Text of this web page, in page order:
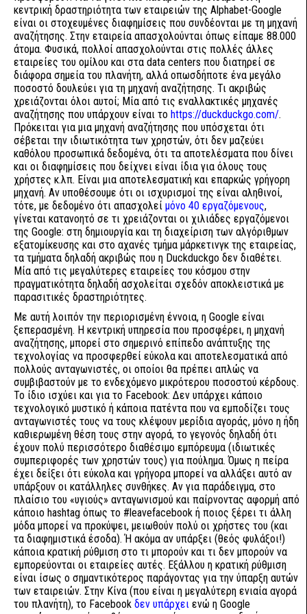
κεντρική δραστηριότητα των εταιρειών της Alphabet-Google
είναι οι στοχευμένες διαφημίσεις που συνδέονται με τη μηχανή
αναζήτησης. Στην εταιρεία απασχολούνται όπως είπαμε 88.000
άτομα. Φυσικά, πολλοί απασχολούνται στις πολλές άλλες
εταιρείες του ομίλου και στα data centers που διατηρεί σε
διάφορα σημεία του πλανήτη, αλλά οπωσδήποτε ένα μεγάλο
ποσοστό δουλεύει για τη μηχανή αναζήτησης. Τι ακριβώς
χρειάζονται όλοι αυτοί; Μία από τις εναλλακτικές μηχανές
αναζήτησης που υπάρχουν είναι το https://duckduckgo.com/.
Πρόκειται για μια μηχανή αναζήτησης που υπόσχεται ότι
σέβεται την ιδιωτικότητα των χρηστών, ότι δεν μαζεύει
καθόλου προσωπικά δεδομένα, ότι τα αποτελέσματα που δίνει
και οι διαφημίσεις που δείχνει είναι ίδια για όλους τους
χρήστες κ.λπ. Είναι μια αποτελεσματική και επαρκώς γρήγορη
μηχανή. Αν υποθέσουμε ότι οι ισχυρισμοί της είναι αληθινοί,
τότε, με δεδομένο ότι απασχολεί μόνο 40 εργαζόμενους,
γίνεται κατανοητό σε τι χρειάζονται οι χιλιάδες εργαζόμενοι
της Google: στη δημιουργία και τη διαχείριση των αλγόριθμων
εξατομίκευσης και στο αχανές τμήμα μάρκετινγκ της εταιρείας,
τα τμήματα δηλαδή ακριβώς που η Duckduckgo δεν διαθέτει.
Μία από τις μεγαλύτερες εταιρείες του κόσμου στην
πραγματικότητα δηλαδή ασχολείται σχεδόν αποκλειστικά με
παρασιτικές δραστηριότητες.
Με αυτή λοιπόν την περιορισμένη έννοια, η Google είναι
ξεπερασμένη. Η κεντρική υπηρεσία που προσφέρει, η μηχανή
αναζήτησης, μπορεί στο σημερινό επίπεδο ανάπτυξης της
τεχνολογίας να προσφερθεί εύκολα και αποτελεσματικά από
πολλούς ανταγωνιστές, οι οποίοι θα πρέπει απλώς να
συμβιβαστούν με το ενδεχόμενο μικρότερου ποσοστού κέρδους.
Το ίδιο ισχύει και για το Facebook: Δεν υπάρχει κάποιο
τεχνολογικό μυστικό ή κάποια πατέντα που να εμποδίζει τους
ανταγωνιστές τους να τους κλέψουν μερίδια αγοράς, μόνο η ήδη
καθιερωμένη θέση τους στην αγορά, το γεγονός δηλαδή ότι
έχουν πολύ περισσότερο διαθέσιμο εμπόρευμα (ιδιωτικές
συμπεριφορές των χρηστών τους) για πούλημα. Όμως η πείρα
έχει δείξει ότι εύκολα και γρήγορα μπορεί να αλλάξει αυτό αν
υπάρξουν οι κατάλληλες συνθήκες. Αν για παράδειγμα, στο
πλαίσιο του «υγιούς» ανταγωνισμού και παίρνοντας αφορμή από
κάποιο hashtag όπως το #leavefacebook ή ποιος ξέρει τι άλλη
μόδα μπορεί να προκύψει, μειωθούν πολύ οι χρήστες του (και
τα διαφημιστικά έσοδα). Ή ακόμα αν υπάρξει (θεός φυλάξοι!)
κάποια κρατική ρύθμιση στο τι μπορούν και τι δεν μπορούν να
εμπορεύονται οι εταιρείες αυτές. Εξάλλου η κρατική ρύθμιση
είναι ίσως ο σημαντικότερος παράγοντας για την ύπαρξη αυτών
των εταιρειών. Στην Κίνα (που είναι η μεγαλύτερη ενιαία αγορά
του πλανήτη), το Facebook δεν υπάρχει ενώ η Google